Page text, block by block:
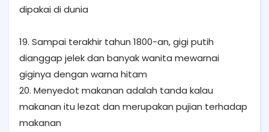
dipakai di dunia
19. Sampai terakhir tahun 1800-an, gigi putih
dianggap jelek dan banyak wanita mewarnai
giginya dengan warna hitam
20. Menyedot makanan adalah tanda kalau
makanan itu lezat dan merupakan pujian terhadap
makanan